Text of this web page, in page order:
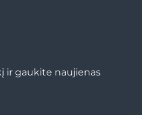
ir gaukite naujienas